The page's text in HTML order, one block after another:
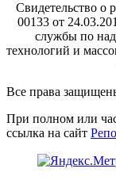
Свидетельство
00133 от
службы по
технологий и
Все права
При полном или
ссылка на сайт